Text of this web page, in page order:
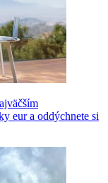
eur a oddýchnete si